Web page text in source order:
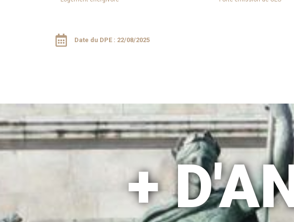
Date du DPE : 22/08/2025
+